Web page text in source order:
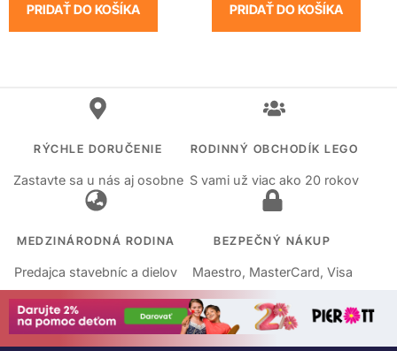
PRIDAŤ DO KOŠÍKA PRIDAŤ DO KOŠÍKA
RÝCHLE DORUČENIE
Zastavte sa u nás aj osobne
RODINNÝ OBCHODÍK LEGO
S vami už viac ako 20 rokov
MEDZINÁRODNÁ RODINA
Predajca stavebníc a dielov
BEZPEČNÝ NÁKUP
Maestro, MasterCard, Visa